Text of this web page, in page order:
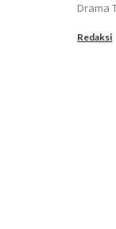
Drama
Redaksi